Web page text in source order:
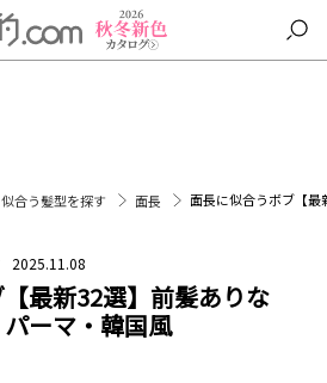
合う髪型を探す 面長 面長に似合うボブ【
2025.11.08
最新32選】前髪ありな
ーマ・韓国風